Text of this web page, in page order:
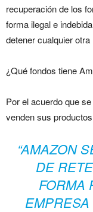
recuperación de los
forma ilegal e
detener cualquier
¿Qué fondos tiene
Por el acuerdo que
venden sus
“AMAZON
DE
FORMA